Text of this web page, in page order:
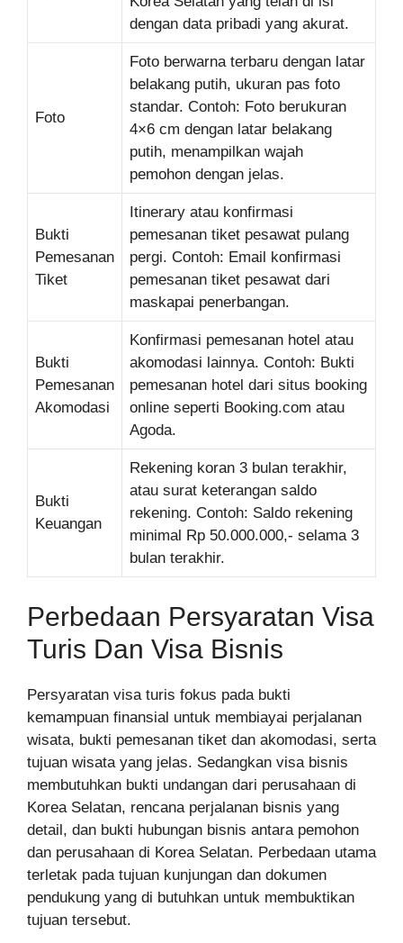
dengan data pribadi yang akurat.
Foto
Foto berwarna terbaru dengan latar
belakang putih, ukuran pas foto
standar. Contoh: Foto berukuran
4×6 cm dengan latar belakang
putih, menampilkan wajah
pemohon dengan jelas.
Bukti
Pemesanan
Tiket
Itinerary atau konfirmasi
pemesanan tiket pesawat pulang
pergi. Contoh: Email konfirmasi
pemesanan tiket pesawat dari
maskapai penerbangan.
Bukti
Pemesanan
Akomodasi
Konfirmasi pemesanan hotel atau
akomodasi lainnya. Contoh: Bukti
pemesanan hotel dari situs booking
online seperti Booking.com atau
Agoda.
Bukti
Keuangan
Rekening koran 3 bulan terakhir,
atau surat keterangan saldo
rekening. Contoh: Saldo rekening
minimal Rp 50.000.000,- selama 3
bulan terakhir.
Perbedaan Persyaratan Visa
Turis Dan Visa Bisnis
Persyaratan visa turis fokus pada bukti
kemampuan finansial untuk membiayai perjalanan
wisata, bukti pemesanan tiket dan akomodasi, serta
tujuan wisata yang jelas. Sedangkan visa bisnis
membutuhkan bukti undangan dari perusahaan di
Korea Selatan, rencana perjalanan bisnis yang
detail, dan bukti hubungan bisnis antara pemohon
dan perusahaan di Korea Selatan. Perbedaan utama
terletak pada tujuan kunjungan dan dokumen
pendukung yang di butuhkan untuk membuktikan
tujuan tersebut.